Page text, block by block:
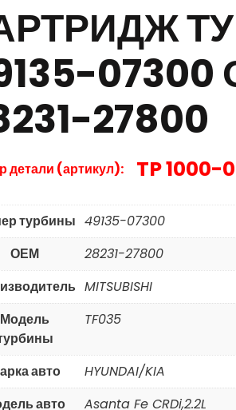
07300
27800
детали (артикул): TP 1000-
турбины 49135-07300
ОЕМ
28231-27800
MITSUBISHI
Модель
TF035
авто
HYUNDAI/KIA
авто
Asanta Fe CRDi,2.2L